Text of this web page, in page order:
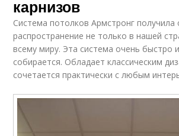
карнизов
Система потолков Армстронг получила
распространение не только в нашей
всему миру. Эта система очень быстро
собирается. Обладает классическим
сочетается практически с любым